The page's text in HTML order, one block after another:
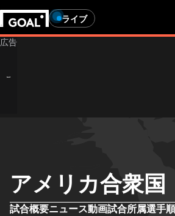
ライブ
アメリカ合衆国
試合概要ニュース動画試合所属選手